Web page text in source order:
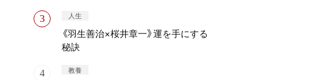
人生
《羽生善治×桜井章一》運を手にする
秘訣
教養